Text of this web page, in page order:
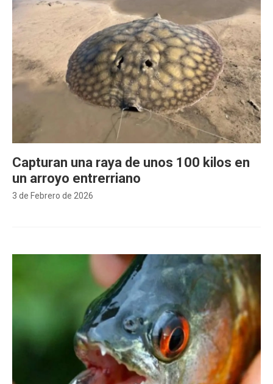
3 de Febrero de 2026
Capturan una raya de unos 100 kilos en
un arroyo entrerriano